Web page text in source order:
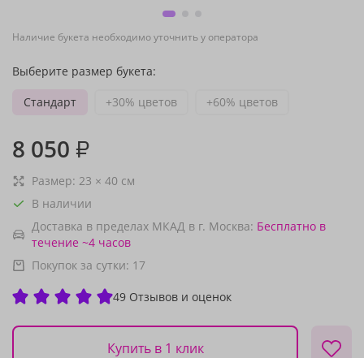
Наличие букета необходимо уточнить у оператора
Выберите размер букета:
Стандарт
+30% цветов +60% цветов
8 050 ₽
Размер: 23 × 40 см
В наличии
Доставка в пределах МКАД в г. Москва: Бесплатно в
течение ~4 часов
Покупок за сутки: 17
49 Отзывов и оценок
Купить в 1 клик